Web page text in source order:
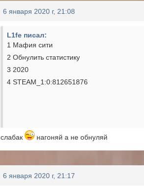
6 января 2020 г, 21:08
L1fe писал:
1 Мафия сити
2 Обнулить статистику
3 2020
4 STEAM_1:0:812651876
слабак нагоняй а не обнуляй
6 января 2020 г, 21:17